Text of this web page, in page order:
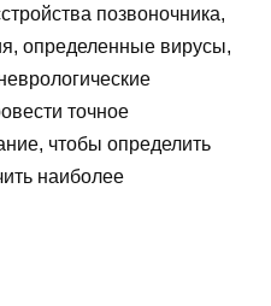
позвоночника,
определенные вирусы,
точное
чтобы определить
наиболее